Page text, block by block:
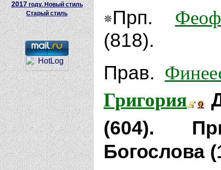
2017году. Новый стиль
Старый стиль
Прп.
(818).
Прав.
Григория
(604).
Богослова